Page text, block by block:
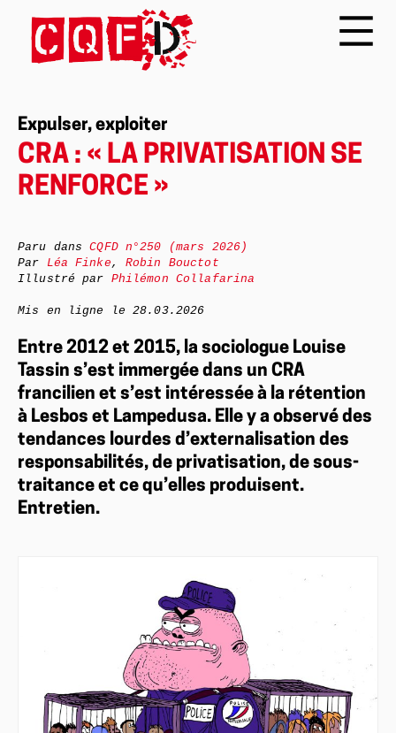
Expulser, exploiter
CRA : « LA PRIVATISATION SE
RENFORCE »
Entre 2012 et 2015, la sociologue Louise
Tassin s’est immergée dans un CRA
francilien et s’est intéressée à la rétention
à Lesbos et Lampedusa. Elle y a observé des
tendances lourdes d’externalisation des
responsabilités, de privatisation, de sous-
traitance et ce qu’elles produisent.
Entretien.
Paru dansCQFDn°250 (mars 2026)
Par Léa Finke, Robin Bouctot
Illustré par Philémon Collafarina
Mis en ligne le28.03.2026